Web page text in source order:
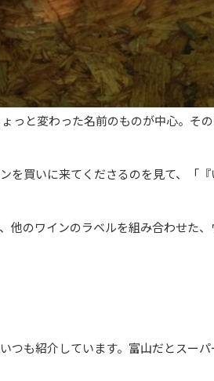
っと変わった名前のものが中心。そ
を買いに来てくださるのを見て、「
のワインのラベルを組み合わせた
も紹介しています。富山だとスーパ